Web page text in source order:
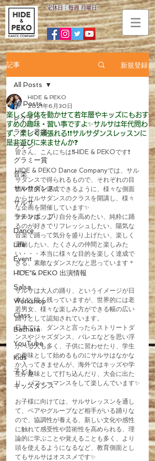
​定休日：毎週 月曜日
記事 新規登録
All Posts
レゲトン
ラテン音楽
ラテン
グラミー賞
音楽
サルサダンス
サルサ
ラテンポップ
Dance
Life
Event
HIDE & PEKO 出演情報
Salsa
Workshop
Class
Bachata
YouTube
Kids
子ども
キッズダンス
All Posts
楽しく身体を動かせて若年層やキッズにもおす
すめの趣味・習い事ですよ✨サルサは年代問わ
ず、楽しく頑張れる❗️❗️サルサダンスレッスンに
是非遊びに来ませんか❓
HIDE & PEKO
2021年6月30日
皆さん、こんにちは❗️HIDE & PEKOです❗️
HIDE & PEKO Dance Companyでは、サル
サダンスで得られるもので、それぞれの目
標や目的を達成できるように、様々な側面
からサルサダンスのクラスを開講し、様々
な企画を開催しています✨
サルサは、より自分を高めたい、純粋に踊
るのが好きでリフレッシュしたい、陽気な
音楽で踊って気分を盛り上げたい、楽しく
運動したい、たくさんの仲間と楽しみた
い・・・本当に様々な目的を楽しく達成で
きる、素敵なダンスだなと思っています＊
＾＾＊
サルサは大人の踊り、というイメージが日
本だと強く残っていますが、世界的には老
若男女、様々な楽しみ方ができる幅の広い
踊りとして認知されています。
日本では、ダンスと言ったらストリートダ
ンスやジャズダンス、バレエなどを思い浮
かべる人も多く、子供に習わせたり、学生
の趣味として始めるものにサルサはなかな
か入ってきませんが、海外ではキッズや学
生が趣味として打ち込んだり、大会に出た
り、パフォーマンスをして楽しんでいます✨
お子様に向けては、サルサレッスンを通し
て、ペアやグループなど相手がいる踊りな
ので、協調性が養える、新しい文化や感性
に触れて感受性や芸術性を高められる、理
論的に学ぶことや覚えることも多く、より
頭を使えるようになるなど、教育側面とし
てもサルサはオススメです✨